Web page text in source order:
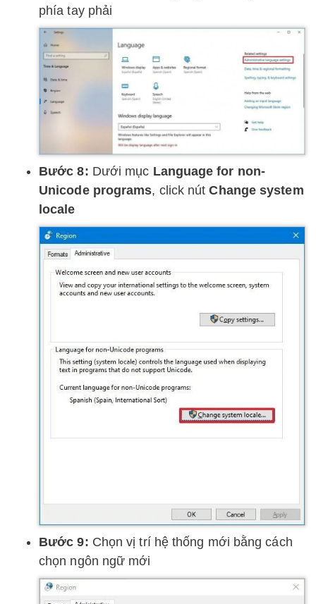
phía tay phải
Bước 8: Dưới mục Language for non-
Unicode programs, click nútChange system
locale
Bước 9: Chọn vị trí hệ thống mới bằng cách
chọn ngôn ngữ mới